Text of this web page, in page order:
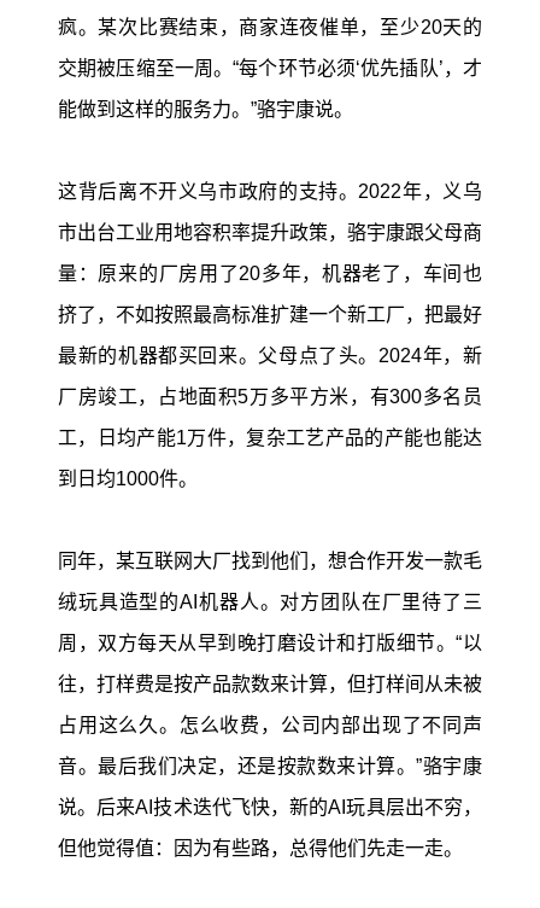
疯。某次比赛结束，商家连夜催单，至少20天的
交期被压缩至一周。“每个环节必须‘优先插队’，才
能做到这样的服务力。”骆宇康说。
这背后离不开义乌市政府的支持。2022年，义乌
市出台工业用地容积率提升政策，骆宇康跟父母商
量：原来的厂房用了20多年，机器老了，车间也
挤了，不如按照最高标准扩建一个新工厂，把最好
最新的机器都买回来。父母点了头。2024年，新
厂房竣工，占地面积5万多平方米，有300多名员
工，日均产能1万件，复杂工艺产品的产能也能达
到日均1000件。
同年，某互联网大厂找到他们，想合作开发一款毛
绒玩具造型的AI机器人。对方团队在厂里待了三
周，双方每天从早到晚打磨设计和打版细节。“以
往，打样费是按产品款数来计算，但打样间从未被
占用这么久。怎么收费，公司内部出现了不同声
音。最后我们决定，还是按款数来计算。”骆宇康
说。后来AI技术迭代飞快，新的AI玩具层出不穷，
但他觉得值：因为有些路，总得他们先走一走。